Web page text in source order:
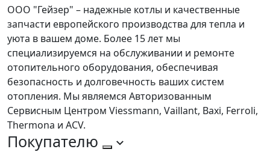
ООО "Гейзер" – надежные котлы и качественные
запчасти европейского производства для тепла и
уюта в вашем доме. Более 15 лет мы
специализируемся на обслуживании и ремонте
отопительного оборудования, обеспечивая
безопасность и долговечность ваших систем
отопления. Мы являемся Авторизованным
Сервисным Центром Viessmann, Vaillant, Baxi, Ferroli,
Thermona и ACV.
Покупателю